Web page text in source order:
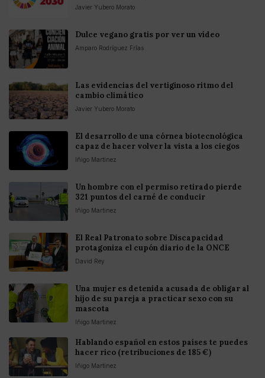
Javier Yubero Morato
Dulce vegano gratis por ver un vídeo
Amparo Rodríguez Frías
Las evidencias del vertiginoso ritmo del
cambio climático
Javier Yubero Morato
El desarrollo de una córnea biotecnológica
capaz de hacer volver la vista a los ciegos
Iñigo Martinez
Un hombre con el permiso retirado pierde
321 puntos del carné de conducir
Iñigo Martinez
El Real Patronato sobre Discapacidad
protagoniza el cupón diario de la ONCE
David Rey
Una mujer es detenida acusada de obligar al
hijo de su pareja a practicar sexo con su
mascota
Iñigo Martinez
Hablando español en estos países te puedes
hacer rico (retribuciones de 185 €)
Iñigo Martinez